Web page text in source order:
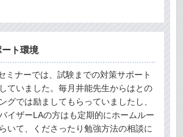
ト環境
ミナーでは、試験までの対策サポート
ていました。毎月井能先生からはとの
グでは励ましてもらっていましたし、
イザーLAの方はも定期的にホームルー
いて、くださったり勉強方法の相談に